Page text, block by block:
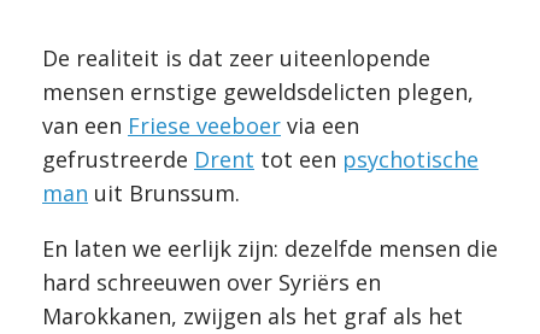
De realiteit is dat zeer uiteenlopende
mensen ernstige geweldsdelicten plegen,
van een Friese veeboer via een
gefrustreerde Drent tot een psychotische
man uit Brunssum.
En laten we eerlijk zijn: dezelfde mensen die
hard schreeuwen over Syriërs en
Marokkanen, zwijgen als het graf als het